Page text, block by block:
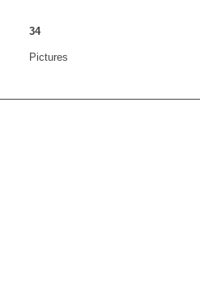
34
Pictures